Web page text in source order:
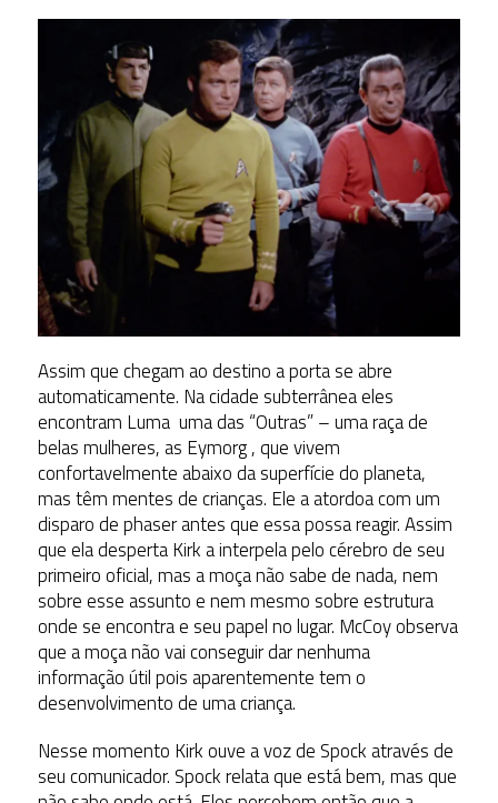
Assim que chegam ao destino a porta se abre
automaticamente. Na cidade subterrânea eles
encontram Luma uma das “Outras” – uma raça de
belas mulheres, as Eymorg , que vivem
confortavelmente abaixo da superfície do planeta,
mas têm mentes de crianças. Ele a atordoa com um
disparo de phaser antes que essa possa reagir. Assim
que ela desperta Kirk a interpela pelo cérebro de seu
primeiro oficial, mas a moça não sabe de nada, nem
sobre esse assunto e nem mesmo sobre estrutura
onde se encontra e seu papel no lugar. McCoy observa
que a moça não vai conseguir dar nenhuma
informação útil pois aparentemente tem o
desenvolvimento de uma criança.
Nesse momento Kirk ouve a voz de Spock através de
seu comunicador. Spock relata que está bem, mas que